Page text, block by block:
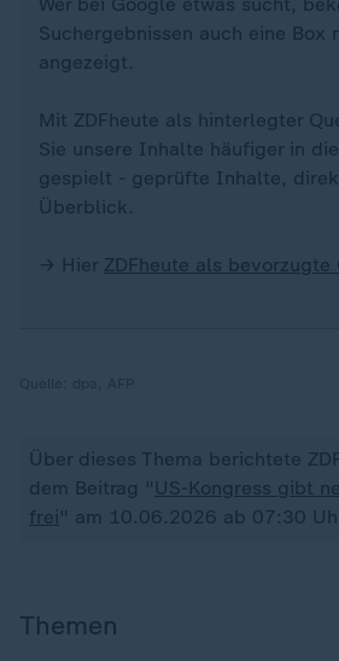
Suchergebnissen auch eine Box
angezeigt.
Mit ZDFheute als hinterlegter
Sie unsere Inhalte häufiger in
gespielt - geprüfte Inhalte,
Überblick.
→ Hier ZDFheute als
Über dieses Thema berichtete
dem Beitrag " US-Kongress gibt
frei" am 10.06.2026 ab 07:30
Themen